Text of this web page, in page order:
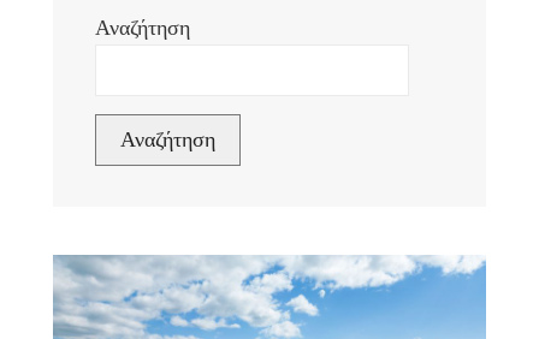
Αναζήτηση
Αναζήτηση